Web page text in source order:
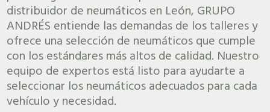
distribuidor de neumáticos en León, GRUPO
ANDRÉS entiende las demandas de los talleres y
ofrece una selección de neumáticos que cumple
con los estándares más altos de calidad. Nuestro
equipo de expertos está listo para ayudarte a
seleccionar los neumáticos adecuados para cada
vehículo y necesidad.